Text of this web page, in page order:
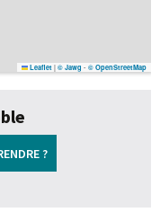
Leaflet | © Jawg - © OpenStreetMap
?